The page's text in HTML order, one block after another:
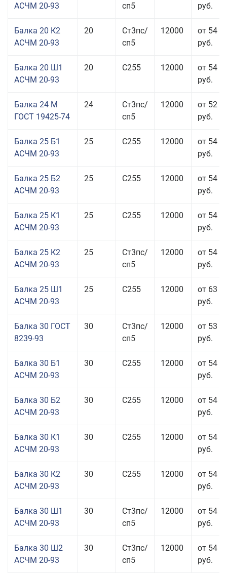
АСЧМ 20-93
сп5
руб.
Балка 20 К2
АСЧМ 20-93
20
Ст3пс/
сп5
12000
от 54
руб.
Балка 20 Ш1
АСЧМ 20-93
20 С255 12000
от 54
руб.
Балка 24 М
ГОСТ 19425-74
24
Ст3пс/
сп5
12000
от 52
руб.
Балка 25 Б1
АСЧМ 20-93
25 С255 12000
от 54
руб.
Балка 25 Б2
АСЧМ 20-93
25 С255 12000
от 54
руб.
Балка 25 К1
АСЧМ 20-93
25 С255 12000
от 54
руб.
Балка 25 К2
АСЧМ 20-93
25
Ст3пс/
сп5
12000
от 54
руб.
Балка 25 Ш1
АСЧМ 20-93
25 С255 12000
от 63
руб.
Балка 30 ГОСТ
8239-93
30
Ст3пс/
сп5
12000
от 53
руб.
Балка 30 Б1
АСЧМ 20-93
30 С255 12000
от 54
руб.
Балка 30 Б2
АСЧМ 20-93
30 С255 12000
от 54
руб.
Балка 30 К1
АСЧМ 20-93
30 С255 12000
от 54
руб.
Балка 30 К2
АСЧМ 20-93
30 С255 12000
от 54
руб.
Балка 30 Ш1
АСЧМ 20-93
30
Ст3пс/
сп5
12000
от 54
руб.
Балка 30 Ш2
АСЧМ 20-93
30
Ст3пс/
сп5
12000
от 54
руб.